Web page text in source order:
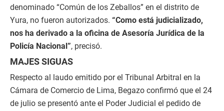
denominado “Común de los Zeballos” en el distrito de
Yura, no fueron autorizados. “Como está judicializado,
nos ha derivado a la oficina de Asesoría Jurídica de la
Policía Nacional”, precisó.
MAJES SIGUAS
Respecto al laudo emitido por el Tribunal Arbitral en la
Cámara de Comercio de Lima, Begazo confirmó que el 24
de julio se presentó ante el Poder Judicial el pedido de